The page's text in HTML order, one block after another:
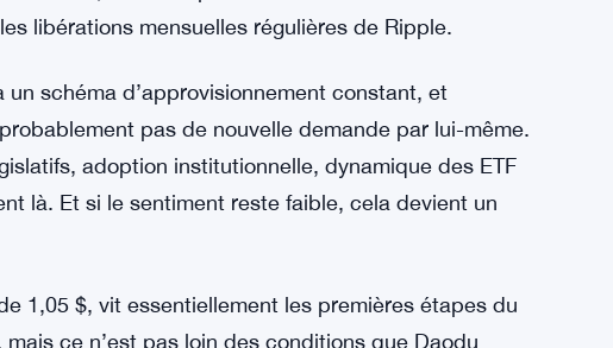
de 1,50 $, peut-être en
baissier de Daodu voit XRP tomber en dessous
de descendre sous 1 $ si la pression de vente
— la loi CLARITY stagne, la pression
et le comportement des acheteurs ne